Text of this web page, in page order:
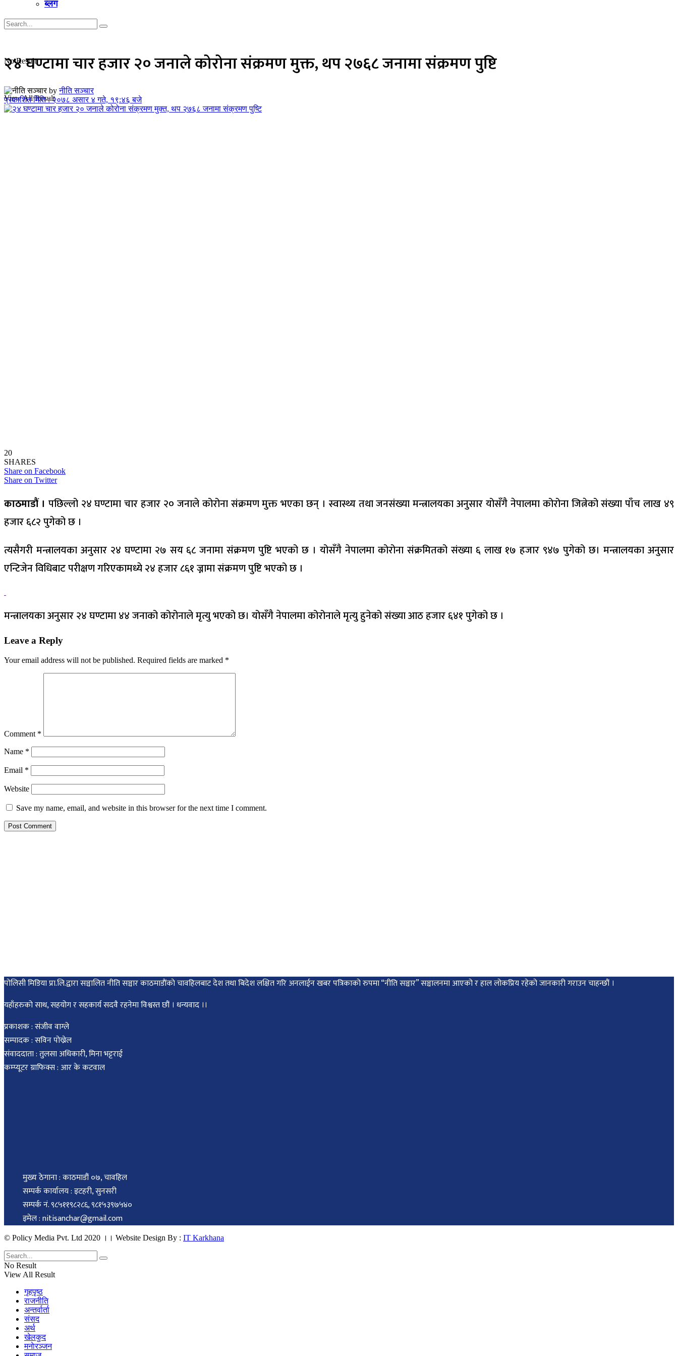
ब्लग
No Result
View All Result
२४ घण्टामा चार हजार २० जनाले कोरोना संक्रमण मुक्त, थप २७६८ जनामा संक्रमण पुष्टि
by नीति सञ्चार
प्रकाशित मिति : २०७८ असार ४ गते, १९:४६ बजे
20
SHARES
Share on Facebook
Share on Twitter
काठमाडौं । पछिल्लो २४ घण्टामा चार हजार २० जनाले कोरोना संक्रमण मुक्त भएका छन् । स्वास्थ्य तथा जनसंख्या मन्त्रालयका अनुसार योसँगै नेपालमा कोरोना जित्नेको संख्या पाँच लाख ४९
हजार ६८२ पुगेको छ ।
त्यसैगरी मन्त्रालयका अनुसार २४ घण्टामा २७ सय ६८ जनामा संक्रमण पुष्टि भएको छ । योसँगै नेपालमा कोरोना संक्रमितको संख्या ६ लाख १७ हजार ९४७ पुगेको छ। मन्त्रालयका अनुसार
एन्टिजेन विधिबाट परीक्षण गरिएकामध्ये २४ हजार ८६१ ज्नामा संक्रमण पुष्टि भएको छ ।
मन्त्रालयका अनुसार २४ घण्टामा ४४ जनाको कोरोनाले मृत्यु भएको छ। योसँगै नेपालमा कोरोनाले मृत्यु हुनेको संख्या आठ हजार ६४१ पुगेको छ ।
Leave a Reply
Your email address will not be published. Required fields are marked *
Comment *
Name *
Email *
Website
Save my name, email, and website in this browser for the next time I comment.
पोलिसी मिडिया प्रा.लि.द्वारा सञ्चालित नीति सञ्चार काठमाडाैंकाे चावहिलबाट देश तथा बिदेश लक्षित गरि अनलाईन खबर पत्रिकाको रुपमा “नीति सञ्चार” सञ्चालनमा आएको र हाल लोकप्रिय रहेको जानकारी गराउन चाहन्छौं ।
यहाँहरुको साथ, सहयोग र सहकार्य सदवै रहनेमा विश्वस्त छौं । धन्यवाद ।।
प्रकाशक : संजीव वाग्ले
सम्पादक : सविन पोख्रेल
संवाददाता : तुलसा अधिकारी, मिना भट्टराई
कम्प्यूटर ग्राफिक्स : आर के कटवाल
मुख्य ठेगाना : काठमाडौं ०७, चावहिल
सम्पर्क कार्यालय : इटहरी, सुनसरी
सम्पर्क नं. ९८५११९८२८६, ९८१५३९७५४०
इमेल : nitisanchar@gmail.com
© Policy Media Pvt. Ltd 2020 ।। Website Design By : IT Karkhana
No Result
View All Result
गृहपृष्ठ
राजनीति
अन्तर्वार्ता
संसद
अर्थ
खेलकुद
मनाेरञ्जन